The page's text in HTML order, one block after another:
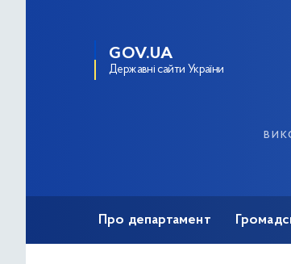
GOV.UA
Державні сайти України
Про департамент